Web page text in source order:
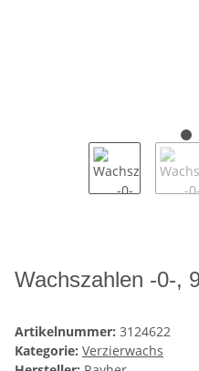
Wachszahlen -0-,
Artikelnummer: 3124622
Kategorie: Verzierwachs